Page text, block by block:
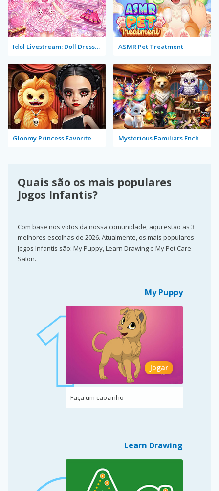
Idol Livestream: Doll Dress Up ASMR Pet Treatment
Gloomy Princess Favorite Toy Mysterious Familiars Enchanted Bestiary
Quais são os mais populares
Jogos Infantis?
Com base nos votos da nossa comunidade, aqui estão as 3
melhores escolhas de 2026. Atualmente, os mais populares
Jogos Infantis são: My Puppy, Learn Drawing e My Pet Care
Salon.
My Puppy
Jogar
Faça um cãozinho
Learn Drawing